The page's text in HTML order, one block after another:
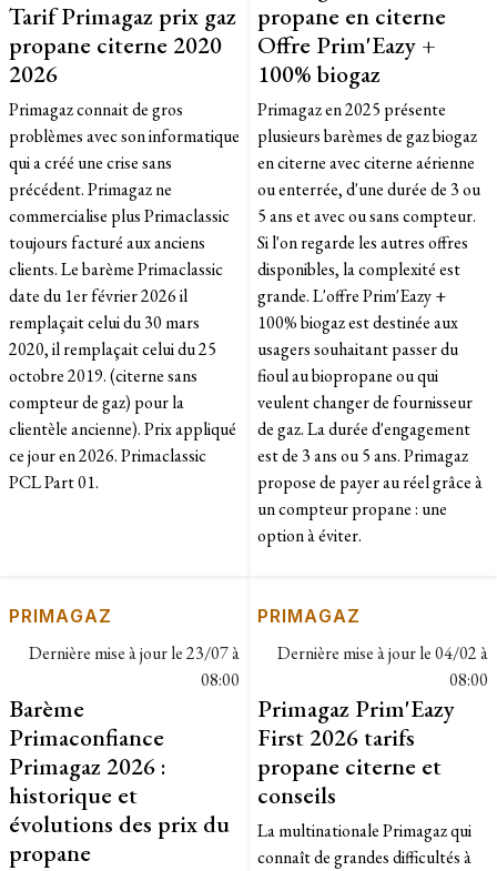
Tarif Primagaz prix gaz
propane citerne 2020
2026
Primagaz connait de gros
problèmes avec son informatique
qui a créé une crise sans
précédent. Primagaz ne
commercialise plus Primaclassic
toujours facturé aux anciens
clients. Le barème Primaclassic
date du 1er février 2026 il
remplaçait celui du 30 mars
2020, il remplaçait celui du 25
octobre 2019. (citerne sans
compteur de gaz) pour la
clientèle ancienne). Prix appliqué
ce jour en 2026. Primaclassic
PCL Part 01.
propane en citerne
Offre Prim'Eazy +
100% biogaz
Primagaz en 2025 présente
plusieurs barèmes de gaz biogaz
en citerne avec citerne aérienne
ou enterrée, d'une durée de 3 ou
5 ans et avec ou sans compteur.
Si l'on regarde les autres offres
disponibles, la complexité est
grande. L'offre Prim'Eazy +
100% biogaz est destinée aux
usagers souhaitant passer du
fioul au biopropane ou qui
veulent changer de fournisseur
de gaz. La durée d'engagement
est de 3 ans ou 5 ans. Primagaz
propose de payer au réel grâce à
un compteur propane : une
option à éviter.
PRIMAGAZ
Dernière mise à jour le23/07 à
08:00
Barème
Primaconfiance
Primagaz 2026 :
historique et
évolutions des prix du
propane
PRIMAGAZ
Dernière mise à jour le04/02 à
08:00
Primagaz Prim'Eazy
First 2026 tarifs
propane citerne et
conseils
La multinationale Primagaz qui
connaît de grandes difficultés à